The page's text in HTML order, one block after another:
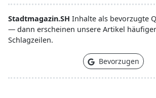
Stadtmagazin.SH Inhalte als bevorzugte
— dann erscheinen unsere Artikel
Schlagzeilen.
Bevorzugen